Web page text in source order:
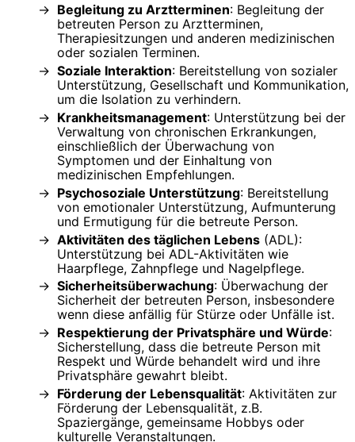
Begleitung zu Arztterminen: Begleitung der
betreuten Person zu Arztterminen,
Therapiesitzungen und anderen medizinischen
oder sozialen Terminen.
Soziale Interaktion: Bereitstellung von sozialer
Unterstützung, Gesellschaft und Kommunikation,
um die Isolation zu verhindern.
Krankheitsmanagement: Unterstützung bei der
Verwaltung von chronischen Erkrankungen,
einschließlich der Überwachung von
Symptomen und der Einhaltung von
medizinischen Empfehlungen.
Psychosoziale Unterstützung: Bereitstellung
von emotionaler Unterstützung, Aufmunterung
und Ermutigung für die betreute Person.
Aktivitäten des täglichen Lebens (ADL):
Unterstützung bei ADL-Aktivitäten wie
Haarpflege, Zahnpflege und Nagelpflege.
Sicherheitsüberwachung: Überwachung der
Sicherheit der betreuten Person, insbesondere
wenn diese anfällig für Stürze oder Unfälle ist.
Respektierung der Privatsphäre und Würde:
Sicherstellung, dass die betreute Person mit
Respekt und Würde behandelt wird und ihre
Privatsphäre gewahrt bleibt.
Förderung der Lebensqualität: Aktivitäten zur
Förderung der Lebensqualität, z.B.
Spaziergänge, gemeinsame Hobbys oder
kulturelle Veranstaltungen.